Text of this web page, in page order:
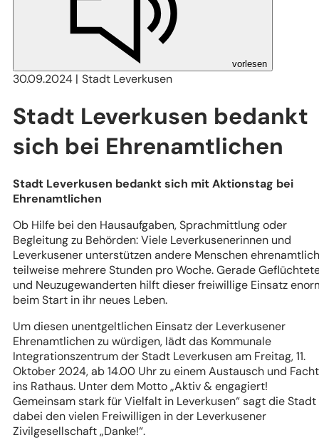
vorlesen
30.09.2024 Stadt Leverkusen
Stadt Leverkusen bedankt
sich bei Ehrenamtlichen
Stadt Leverkusen bedankt sich mit Aktionstag bei
Ehrenamtlichen
Ob Hilfe bei den Hausaufgaben, Sprachmittlung oder
Begleitung zu Behörden: Viele Leverkusenerinnen und
Leverkusener unterstützen andere Menschen
teilweise mehrere Stunden pro Woche. Gerade
und Neuzugewanderten hilft dieser freiwillige Einsatz
beim Start in ihr neues Leben.
Um diesen unentgeltlichen Einsatz der Leverkusener
Ehrenamtlichen zu würdigen, lädt das Kommunale
Integrationszentrum der Stadt Leverkusen am Freitag, 11.
Oktober 2024, ab 14.00 Uhr zu einem Austausch und
ins Rathaus. Unter dem Motto „Aktiv & engagiert!
Gemeinsam stark für Vielfalt in Leverkusen“ sagt die Stadt
dabei den vielen Freiwilligen in der Leverkusener
Zivilgesellschaft „Danke!“.